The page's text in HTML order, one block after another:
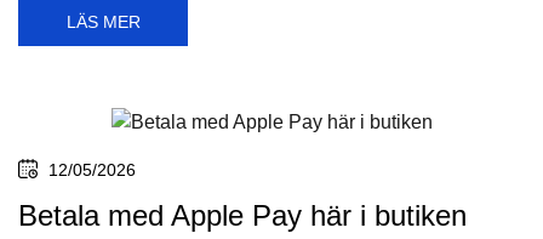
LÄS MER
12/05/2026
Betala med Apple Pay här i butiken